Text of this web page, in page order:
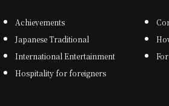
Achievements
Japanese Traditional
International Entertainment
Hospitality for foreigners